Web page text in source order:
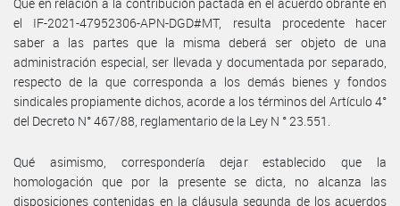
el IF-2021-47952306-APN-DGD#MT, resulta procedente hacer
saber a las partes que la misma deberá ser objeto de una
administración especial, ser llevada y documentada por separado,
respecto de la que corresponda a los demás bienes y fondos
sindicales propiamente dichos, acorde a los términos del Artículo 4°
del Decreto N° 467/88, reglamentario de la Ley N ° 23.551.
Qué asimismo, correspondería dejar establecido que la
homologación que por la presente se dicta, no alcanza las
disposiciones contenidas en la cláusula segunda de los acuerdos